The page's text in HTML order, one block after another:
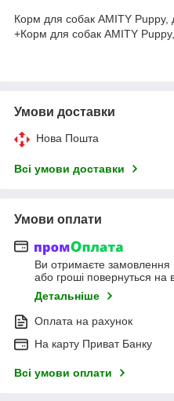
Корм для собак AMITY Puppy,
+Корм для собак AMITY
Умови доставки
Нова Пошта
Всі умови доставки
Умови оплати
Ви отримаєте замовлення
або гроші повернуться на
Детальніше
Оплата на рахунок
На карту Приват Банку
Всі умови оплати